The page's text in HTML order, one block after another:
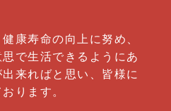
康寿命の向上に努め、
で生活できるようにあ
来ればと思い、皆様に
ります。